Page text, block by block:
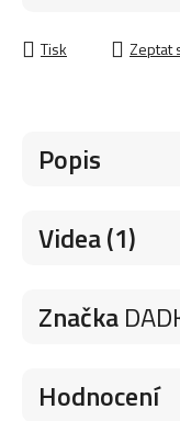
Tisk Zeptat
Popis
Videa (1)
Značka
Hodnocení